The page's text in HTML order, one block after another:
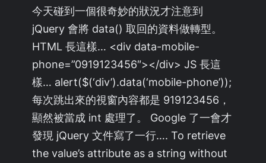
今天碰到一個很奇妙的狀況才注意到
jQuery 會將 data() 取回的資料做轉型。
HTML 長這樣… <div data-mobile-
phone=”0919123456″></div> JS 長這
樣… alert($(‘div’).data(‘mobile-phone’));
每次跳出來的視窗內容都是 919123456，
顯然被當成 int 處理了。 Google 了一會才
發現 jQuery 文件寫了一行…. To retrieve
the value’s attribute as a string without